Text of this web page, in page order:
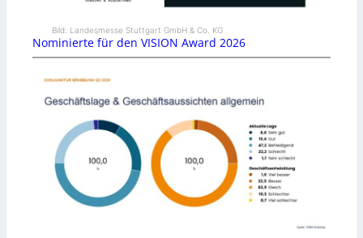
Bild: Landesmesse Stuttgart GmbH & Co. KG
Nominierte für den VISION Award 2026